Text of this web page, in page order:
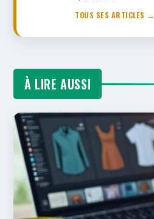
TOUS SES ARTICLES →
À LIRE AUSSI